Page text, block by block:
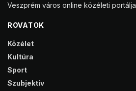
Veszprém város online közéleti portálja
ROVATOK
Közélet
Kultúra
Sport
Szubjektív